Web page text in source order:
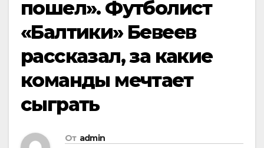
пошел». Футболист
«Балтики» Бевеев
рассказал, за какие
команды мечтает
сыграть
От admin